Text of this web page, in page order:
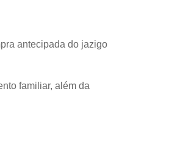
antecipada do jazigo
familiar, além da